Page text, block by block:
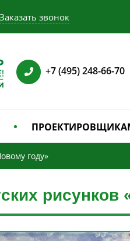
Заказать звонок
+7 (495) 248-66-70
году»
рисунков